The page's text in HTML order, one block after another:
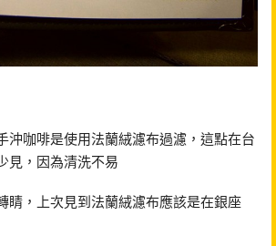
沖咖啡是使用法蘭絨濾布過濾，這點在台
見，因為清洗不易
睛，上次見到法蘭絨濾布應該是在銀座